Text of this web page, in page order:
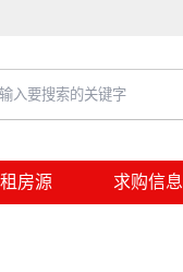
房源 求购信息